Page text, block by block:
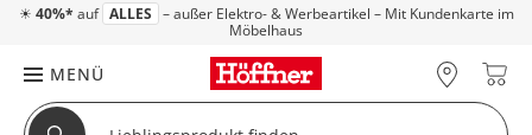
☀ 40%* auf ALLES – außer Elektro- & Werbeartikel – Mit Kundenkarte im
Möbelhaus
MENÜ